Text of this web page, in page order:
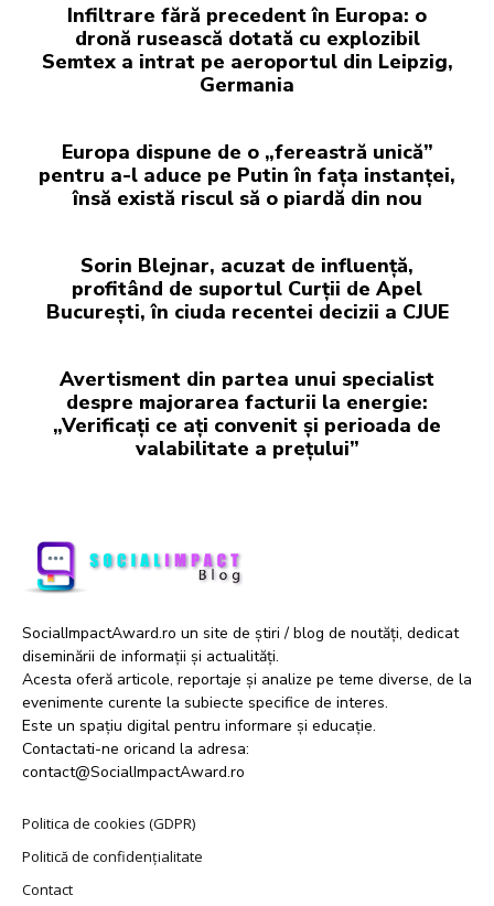
Infiltrare fără precedent în Europa: o
dronă rusească dotată cu explozibil
Semtex a intrat pe aeroportul din Leipzig,
Germania
Europa dispune de o „fereastră unică”
pentru a-l aduce pe Putin în fața instanței,
însă există riscul să o piardă din nou
Sorin Blejnar, acuzat de influență,
profitând de suportul Curții de Apel
București, în ciuda recentei decizii a CJUE
Avertisment din partea unui specialist
despre majorarea facturii la energie:
„Verificați ce ați convenit și perioada de
valabilitate a prețului”
SocialImpactAward.ro un site de știri / blog de noutăți, dedicat
diseminării de informații și actualități.
Acesta oferă articole, reportaje și analize pe teme diverse, de la
evenimente curente la subiecte specifice de interes.
Este un spațiu digital pentru informare și educație.
Contactati-ne oricand la adresa:
contact@SocialImpactAward.ro
Politica de cookies (GDPR)
Politică de confidențialitate
Contact